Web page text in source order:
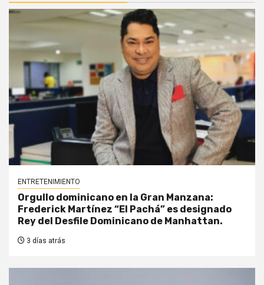
ENTRETENIMIENTO
Orgullo dominicano en la Gran Manzana:
Frederick Martínez “El Pachá” es designado
Rey del Desfile Dominicano de Manhattan.
3 días atrás